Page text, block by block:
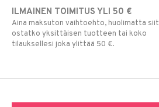
Ripsiväri
Silmänrajauskynät
ILMAINEN TOIMITUS YLI 50 €
Aina maksuton vaihtoehto, huolimatta
ostatko yksittäisen tuotteen tai koko
tilauksellesi joka ylittää 50 €.